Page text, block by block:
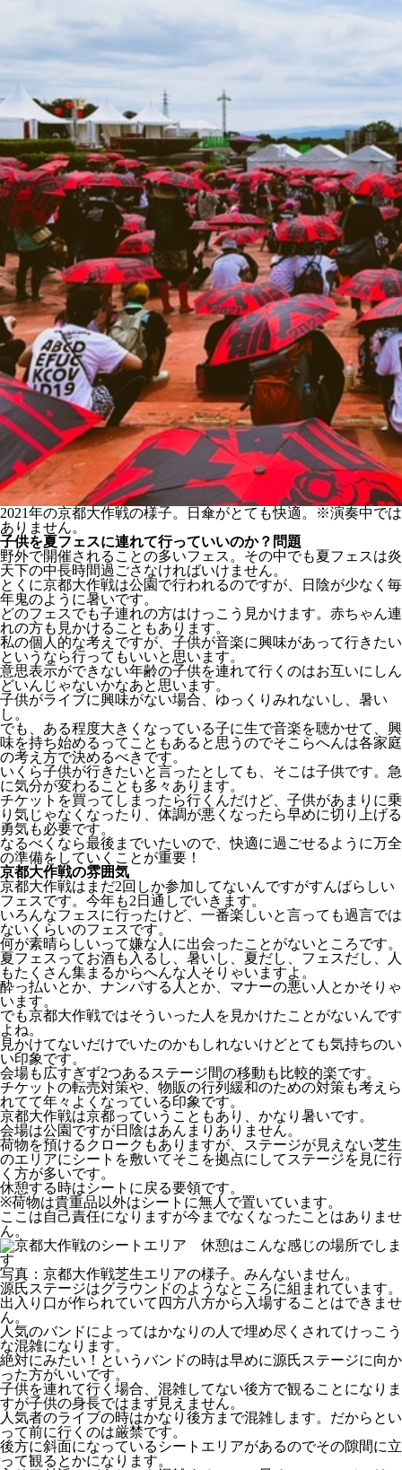
2021年の京都大作戦の様子。日傘がとても快適。※演奏中では
ありません。
子供を夏フェスに連れて行っていいのか？問題
野外で開催されることの多いフェス。その中でも夏フェスは炎
天下の中長時間過ごさなければいけません。
とくに京都大作戦は公園で行われるのですが、日陰が少なく毎
年鬼のように暑いです。
どのフェスでも子連れの方はけっこう見かけます。赤ちゃん連
れの方も見かけることもあります。
私の個人的な考えですが、子供が音楽に興味があって行きたい
というなら行ってもいいと思います。
意思表示ができない年齢の子供を連れて行くのはお互いにしん
どいんじゃないかなあと思います。
子供がライブに興味がない場合、ゆっくりみれないし、暑い
し。
でも、ある程度大きくなっている子に生で音楽を聴かせて、興
味を持ち始めるってこともあると思うのでそこらへんは各家庭
の考え方で決めるべきです。
いくら子供が行きたいと言ったとしても、そこは子供です。急
に気分が変わることも多々あります。
チケットを買ってしまったら行くんだけど、子供があまりに乗
り気じゃなくなったり、体調が悪くなったら早めに切り上げる
勇気も必要です。
なるべくなら最後までいたいので、快適に過ごせるように万全
の準備をしていくことが重要！
京都大作戦の雰囲気
京都大作戦はまだ2回しか参加してないんですがすんばらしい
フェスです。今年も2日通しでいきます。
いろんなフェスに行ったけど、一番楽しいと言っても過言では
ないくらいのフェスです。
何が素晴らしいって嫌な人に出会ったことがないところです。
夏フェスってお酒も入るし、暑いし、夏だし、フェスだし、人
もたくさん集まるからへんな人そりゃいますよ。
酔っ払いとか、ナンパする人とか、マナーの悪い人とかそりゃ
います。
でも京都大作戦ではそういった人を見かけたことがないんです
よね。
見かけてないだけでいたのかもしれないけどとても気持ちのい
い印象です。
会場も広すぎず2つあるステージ間の移動も比較的楽です。
チケットの転売対策や、物販の行列緩和のための対策も考えら
れてて年々よくなっている印象です。
京都大作戦は京都っていうこともあり、かなり暑いです。
会場は公園ですが日陰はあんまりありません。
荷物を預けるクロークもありますが、ステージが見えない芝生
のエリアにシートを敷いてそこを拠点にしてステージを見に行
く方が多いです。
休憩する時はシートに戻る要領です。
※荷物は貴重品以外はシートに無人で置いています。
ここは自己責任になりますが今までなくなったことはありませ
ん。
写真：京都大作戦芝生エリアの様子。みんないません。
源氏ステージはグラウンドのようなところに組まれています。
出入り口が作られていて四方八方から入場することはできませ
ん。
人気のバンドによってはかなりの人で埋め尽くされてけっこう
な混雑になります。
絶対にみたい！というバンドの時は早めに源氏ステージに向か
った方がいいです。
子供を連れて行く場合、混雑してない後方で観ることになりま
すが子供の身長ではまず見えません。
人気者のライブの時はかなり後方まで混雑します。だからとい
って前に行くのは厳禁です。
後方に斜面になっているシートエリアがあるのでその隙間に立
って観るとかになります。